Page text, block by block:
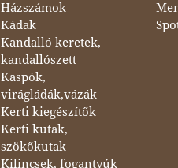
Házszámok
Kádak
Kandalló keretek,
kandallószett
Kaspók,
virágládák,vázák
Kerti kiegészítők
Kerti kutak,
szökőkutak
Kilincsek, fogantyúk